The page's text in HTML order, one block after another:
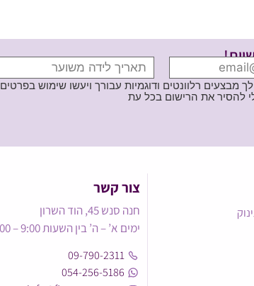
מבצעים רלוונטים ודוגמיות עבורך ויעשו שימוש בפרטים
צור קשר
חנה סנש 45, הוד השרון
ימים א’ – ה’ בין השעות 9:00 – 17:00
09-790-2311
054-256-5186